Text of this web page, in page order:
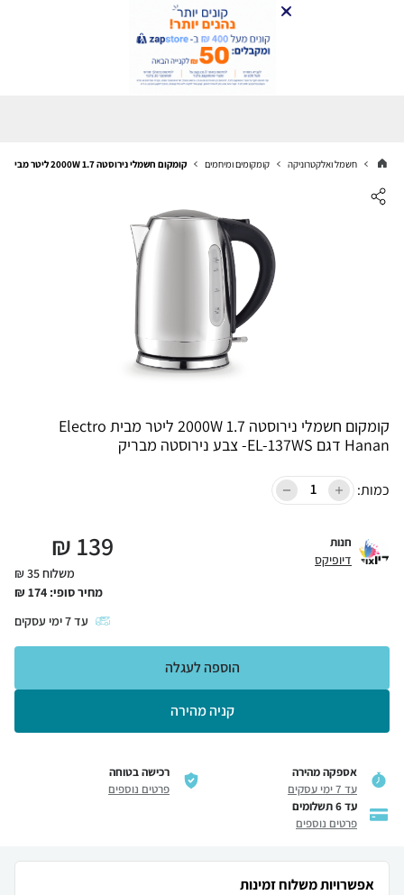
חשמל ואלקטרוניקה קומקומים ומיחמים קומקום חשמלי נירוסטה 2000W 1.7 ליטר מבית Electro Hanan דגם EL-137WS- צבע נירוסטה מבריק
קומקום חשמלי נירוסטה 2000W 1.7 ליטר מבית Electro
Hanan דגם EL-137WS- צבע נירוסטה מבריק
כמות:
חנות
דיופיקס 139
₪
משלוח 35 ₪
מחיר סופי: 174
₪
עד7ימי עסקים
קניה מהירה
הוספה לעגלה
אספקה מהירה
עד 7 ימי עסקים
רכישה בטוחה
פרטים נוספים
עד 6 תשלומים
פרטים נוספים
אפשרויות משלוח זמינות